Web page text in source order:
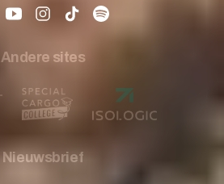
Andere sites
Nieuwsbrief